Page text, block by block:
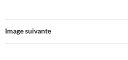
Image suivante